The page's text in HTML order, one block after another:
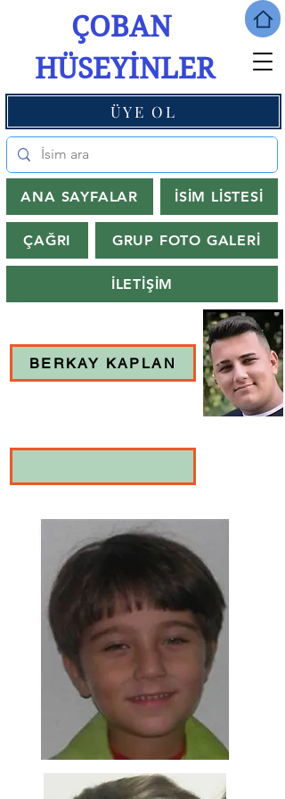
ÇOBAN
HÜSEYİNLER
ANA SAYFALAR İSİM LİSTESİ
ÇAĞRI GRUP FOTO GALERİ
İLETİŞİM
ÜYE OL
BERKAY KAPLAN